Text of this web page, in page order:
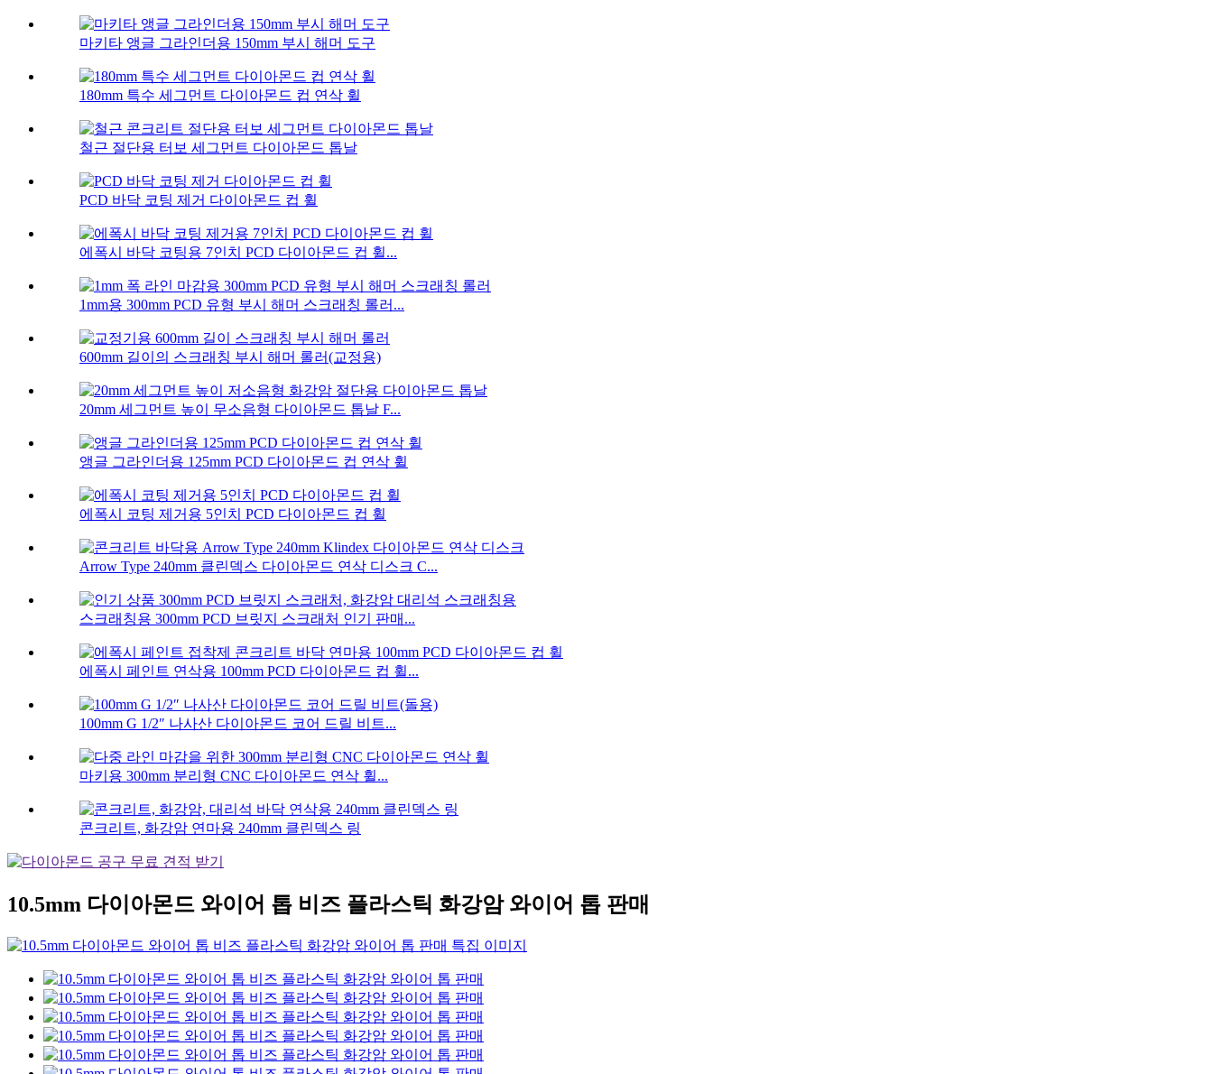
마키타 앵글 그라인더용 150mm 부시 해머 도구
180mm 특수 세그먼트 다이아몬드 컵 연삭 휠
철근 절단용 터보 세그먼트 다이아몬드 톱날
PCD 바닥 코팅 제거 다이아몬드 컵 휠
에폭시 바닥 코팅용 7인치 PCD 다이아몬드 컵 휠...
1mm용 300mm PCD 유형 부시 해머 스크래칭 롤러...
600mm 길이의 스크래칭 부시 해머 롤러(교정용)
20mm 세그먼트 높이 무소음형 다이아몬드 톱날 F...
앵글 그라인더용 125mm PCD 다이아몬드 컵 연삭 휠
에폭시 코팅 제거용 5인치 PCD 다이아몬드 컵 휠
Arrow Type 240mm 클린덱스 다이아몬드 연삭 디스크 C...
스크래칭용 300mm PCD 브릿지 스크래처 인기 판매...
에폭시 페인트 연삭용 100mm PCD 다이아몬드 컵 휠...
100mm G 1/2″ 나사산 다이아몬드 코어 드릴 비트...
마키용 300mm 분리형 CNC 다이아몬드 연삭 휠...
콘크리트, 화강암 연마용 240mm 클린덱스 링
10.5mm 다이아몬드 와이어 톱 비즈 플라스틱 화강암 와이어 톱 판매